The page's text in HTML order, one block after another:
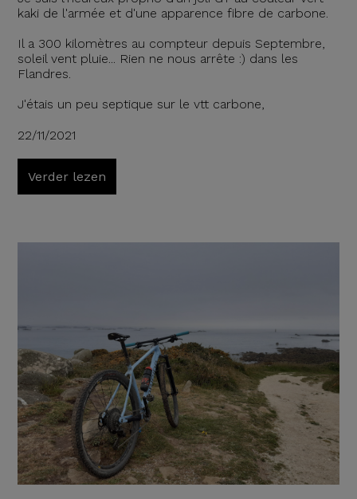
kaki de l'armée et d'une apparence fibre de carbone.
Il a 300 kilomètres au compteur depuis Septembre,
soleil vent pluie... Rien ne nous arrête :) dans les
Flandres.
J'étais un peu septique sur le vtt carbone,
22/11/2021
Verder lezen